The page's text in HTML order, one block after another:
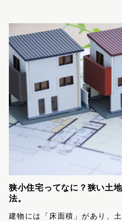
狭小住宅ってなに？狭い土
法。
建物には「床面積」があり、